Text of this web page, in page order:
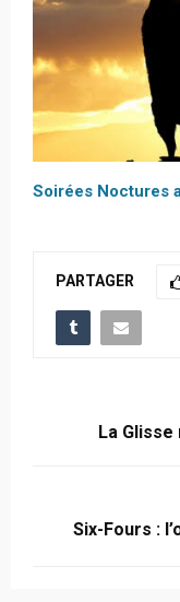
Soirées Noctures
PARTAGER
La
Six-Fours :